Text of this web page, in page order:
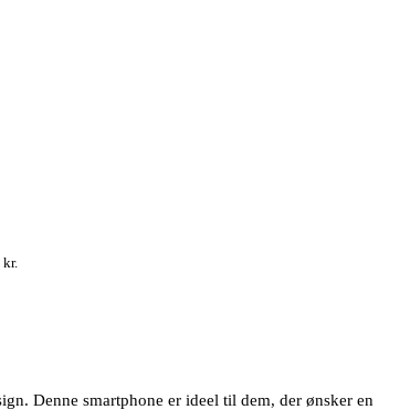
Denne smartphone er ideel til dem, der ønsker en